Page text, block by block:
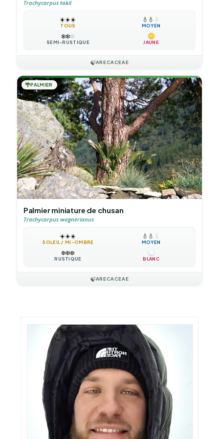
Trachycarpus takil
☀️☀️☀️
TOUS
💧 💧 💧
MOYEN
❄️❄️❄️
SEMI-RUSTIQUE JAUNE
🍃ARECACEAE
🌴PALMIER
Palmier miniature de chusan
Trachycarpus wagnerianus
☀️☀️☀️
SOLEIL / MI-OMBRE
💧 💧 💧
MOYEN
❄️❄️❄️
RUSTIQUE BLANC
🍃ARECACEAE